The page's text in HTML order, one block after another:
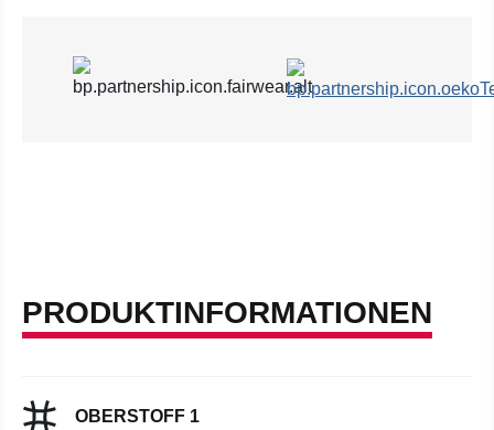
PRODUKTINFORMATIONEN
OBERSTOFF 1